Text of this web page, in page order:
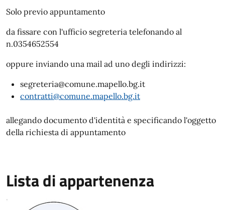
Solo previo appuntamento
da fissare con l'ufficio segreteria telefonando al
n.0354652554
oppure inviando una mail ad uno degli indirizzi:
segreteria@comune.mapello.bg.it
contratti@comune.mapello.bg.it
allegando documento d'identità e specificando l'oggetto
della richiesta di appuntamento
Lista di appartenenza